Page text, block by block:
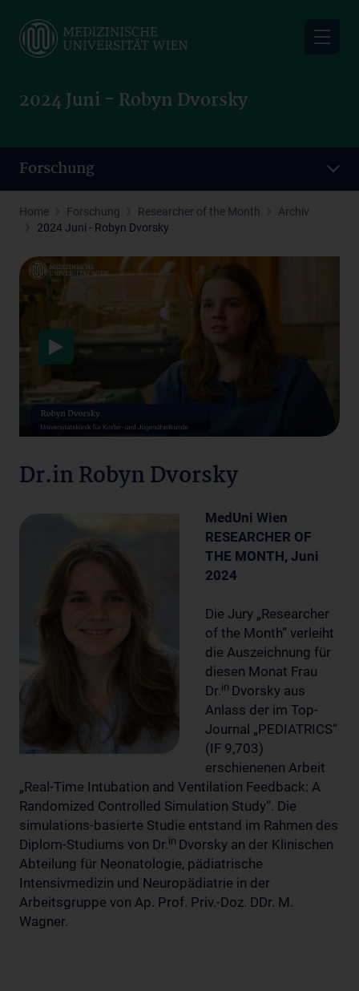
main
2024 Juni - Robyn Dvorsky
Forschung
Home Forschung Researcher of the Month
Archiv
2024 Juni - Robyn Dvorsky
Datenschutzerklärung
Dr.in Robyn Dvorsky
MedUni Wien
RESEARCHER OF
THE MONTH, Juni
2024
Die Jury „Researcher
of the Month” verleiht
die Auszeichnung für
diesen Monat Frau
Dr.in Dvorsky aus
Anlass der im Top-
Journal „PEDIATRICS“
(IF 9,703)
erschienenen Arbeit
„Real-Time Intubation and Ventilation Feedback: A
Randomized Controlled Simulation Study“. Die
simulations-basierte Studie entstand im Rahmen des
Diplom-Studiums von Dr.in Dvorsky an der Klinischen
Abteilung für Neonatologie, pädiatrische
Intensivmedizin und Neuropädiatrie in der
Arbeitsgruppe von Ap. Prof. Priv.-Doz. DDr. M.
Wagner.